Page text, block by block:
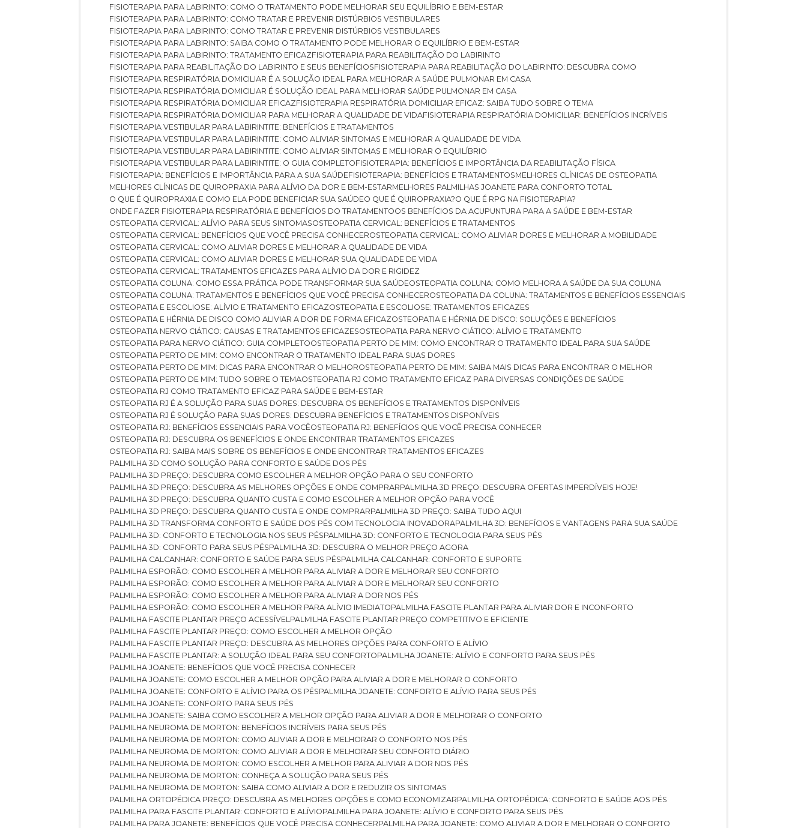
FISIOTERAPIA PARA LABIRINTO: COMO O TRATAMENTO PODE MELHORAR SEU EQUILÍBRIO E BEM-ESTAR
FISIOTERAPIA PARA LABIRINTO: COMO TRATAR E PREVENIR DISTÚRBIOS VESTIBULARES
FISIOTERAPIA PARA LABIRINTO: COMO TRATAR E PREVENIR DISTÚRBIOS VESTIBULARES
FISIOTERAPIA PARA LABIRINTO: SAIBA COMO O TRATAMENTO PODE MELHORAR O EQUILÍBRIO E BEM-ESTAR
FISIOTERAPIA PARA LABIRINTO: TRATAMENTO EFICAZ FISIOTERAPIA PARA REABILITAÇÃO DO LABIRINTO
FISIOTERAPIA PARA REABILITAÇÃO DO LABIRINTO E SEUS BENEFÍCIOS
FISIOTERAPIA PARA REABILITAÇÃO DO LABIRINTO: DESCUBRA COMO
FISIOTERAPIA RESPIRATÓRIA DOMICILIAR É A SOLUÇÃO IDEAL PARA MELHORAR A SAÚDE PULMONAR EM CASA
FISIOTERAPIA RESPIRATÓRIA DOMICILIAR É SOLUÇÃO IDEAL PARA MELHORAR SAÚDE PULMONAR EM CASA
FISIOTERAPIA RESPIRATÓRIA DOMICILIAR EFICAZ FISIOTERAPIA RESPIRATÓRIA DOMICILIAR EFICAZ: SAIBA TUDO SOBRE O TEMA
FISIOTERAPIA RESPIRATÓRIA DOMICILIAR PARA MELHORAR A QUALIDADE DE VIDA FISIOTERAPIA RESPIRATÓRIA DOMICILIAR: BENEFÍCIOS INCRÍVEIS
FISIOTERAPIA VESTIBULAR PARA LABIRINTITE: BENEFÍCIOS E TRATAMENTOS
FISIOTERAPIA VESTIBULAR PARA LABIRINTITE: COMO ALIVIAR SINTOMAS E MELHORAR A QUALIDADE DE VIDA
FISIOTERAPIA VESTIBULAR PARA LABIRINTITE: COMO ALIVIAR SINTOMAS E MELHORAR O EQUILÍBRIO
FISIOTERAPIA VESTIBULAR PARA LABIRINTITE: O GUIA COMPLETO
FISIOTERAPIA: BENEFÍCIOS E IMPORTÂNCIA DA REABILITAÇÃO FÍSICA
FISIOTERAPIA: BENEFÍCIOS E IMPORTÂNCIA PARA A SUA SAÚDE FISIOTERAPIA: BENEFÍCIOS E TRATAMENTOS
MELHORES CLÍNICAS DE OSTEOPATIA
MELHORES CLÍNICAS DE QUIROPRAXIA PARA ALÍVIO DA DOR E BEM-ESTAR
MELHORES PALMILHAS JOANETE PARA CONFORTO TOTAL
O QUE É QUIROPRAXIA E COMO ELA PODE BENEFICIAR SUA SAÚDE
O QUE É QUIROPRAXIA?
O QUE É RPG NA FISIOTERAPIA?
ONDE FAZER FISIOTERAPIA RESPIRATÓRIA E BENEFÍCIOS DO TRATAMENTO
OS BENEFÍCIOS DA ACUPUNTURA PARA A SAÚDE E BEM-ESTAR
OSTEOPATIA CERVICAL: ALÍVIO PARA SEUS SINTOMAS
OSTEOPATIA CERVICAL: BENEFÍCIOS E TRATAMENTOS
OSTEOPATIA CERVICAL: BENEFÍCIOS QUE VOCÊ PRECISA CONHECER
OSTEOPATIA CERVICAL: COMO ALIVIAR DORES E MELHORAR A MOBILIDADE
OSTEOPATIA CERVICAL: COMO ALIVIAR DORES E MELHORAR A QUALIDADE DE VIDA
OSTEOPATIA CERVICAL: COMO ALIVIAR DORES E MELHORAR SUA QUALIDADE DE VIDA
OSTEOPATIA CERVICAL: TRATAMENTOS EFICAZES PARA ALÍVIO DA DOR E RIGIDEZ
OSTEOPATIA COLUNA: COMO ESSA PRÁTICA PODE TRANSFORMAR SUA SAÚDE
OSTEOPATIA COLUNA: COMO MELHORA A SAÚDE DA SUA COLUNA
OSTEOPATIA COLUNA: TRATAMENTOS E BENEFÍCIOS QUE VOCÊ PRECISA CONHECER
OSTEOPATIA DA COLUNA: TRATAMENTOS E BENEFÍCIOS ESSENCIAIS
OSTEOPATIA E ESCOLIOSE: ALÍVIO E TRATAMENTO EFICAZ
OSTEOPATIA E ESCOLIOSE: TRATAMENTOS EFICAZES
OSTEOPATIA E HÉRNIA DE DISCO COMO ALIVIAR A DOR DE FORMA EFICAZ
OSTEOPATIA E HÉRNIA DE DISCO: SOLUÇÕES E BENEFÍCIOS
OSTEOPATIA NERVO CIÁTICO: CAUSAS E TRATAMENTOS EFICAZES
OSTEOPATIA PARA NERVO CIÁTICO: ALÍVIO E TRATAMENTO
OSTEOPATIA PARA NERVO CIÁTICO: GUIA COMPLETO
OSTEOPATIA PERTO DE MIM: COMO ENCONTRAR O TRATAMENTO IDEAL PARA SUA SAÚDE
OSTEOPATIA PERTO DE MIM: COMO ENCONTRAR O TRATAMENTO IDEAL PARA SUAS DORES
OSTEOPATIA PERTO DE MIM: DICAS PARA ENCONTRAR O MELHOR
OSTEOPATIA PERTO DE MIM: SAIBA MAIS DICAS PARA ENCONTRAR O MELHOR
OSTEOPATIA PERTO DE MIM: TUDO SOBRE O TEMA
OSTEOPATIA RJ COMO TRATAMENTO EFICAZ PARA DIVERSAS CONDIÇÕES DE SAÚDE
OSTEOPATIA RJ COMO TRATAMENTO EFICAZ PARA SAÚDE E BEM-ESTAR
OSTEOPATIA RJ É A SOLUÇÃO PARA SUAS DORES: DESCUBRA OS BENEFÍCIOS E TRATAMENTOS DISPONÍVEIS
OSTEOPATIA RJ É SOLUÇÃO PARA SUAS DORES: DESCUBRA BENEFÍCIOS E TRATAMENTOS DISPONÍVEIS
OSTEOPATIA RJ: BENEFÍCIOS ESSENCIAIS PARA VOCÊ
OSTEOPATIA RJ: BENEFÍCIOS QUE VOCÊ PRECISA CONHECER
OSTEOPATIA RJ: DESCUBRA OS BENEFÍCIOS E ONDE ENCONTRAR TRATAMENTOS EFICAZES
OSTEOPATIA RJ: SAIBA MAIS SOBRE OS BENEFÍCIOS E ONDE ENCONTRAR TRATAMENTOS EFICAZES
PALMILHA 3D COMO SOLUÇÃO PARA CONFORTO E SAÚDE DOS PÉS
PALMILHA 3D PREÇO: DESCUBRA COMO ESCOLHER A MELHOR OPÇÃO PARA O SEU CONFORTO
PALMILHA 3D PREÇO: DESCUBRA AS MELHORES OPÇÕES E ONDE COMPRAR
PALMILHA 3D PREÇO: DESCUBRA OFERTAS IMPERDÍVEIS HOJE!
PALMILHA 3D PREÇO: DESCUBRA QUANTO CUSTA E COMO ESCOLHER A MELHOR OPÇÃO PARA VOCÊ
PALMILHA 3D PREÇO: DESCUBRA QUANTO CUSTA E ONDE COMPRAR
PALMILHA 3D PREÇO: SAIBA TUDO AQUI
PALMILHA 3D TRANSFORMA CONFORTO E SAÚDE DOS PÉS COM TECNOLOGIA INOVADORA PALMILHA 3D: BENEFÍCIOS E VANTAGENS PARA SUA SAÚDE
PALMILHA 3D: CONFORTO E TECNOLOGIA NOS SEUS PÉS
PALMILHA 3D: CONFORTO E TECNOLOGIA PARA SEUS PÉS
PALMILHA 3D: CONFORTO PARA SEUS PÉS
PALMILHA 3D: DESCUBRA O MELHOR PREÇO AGORA
PALMILHA CALCANHAR: CONFORTO E SAÚDE PARA SEUS PÉS
PALMILHA CALCANHAR: CONFORTO E SUPORTE
PALMILHA ESPORÃO: COMO ESCOLHER A MELHOR PARA ALIVIAR A DOR E MELHORAR SEU CONFORTO
PALMILHA ESPORÃO: COMO ESCOLHER A MELHOR PARA ALIVIAR A DOR E MELHORAR SEU CONFORTO
PALMILHA ESPORÃO: COMO ESCOLHER A MELHOR PARA ALIVIAR A DOR NOS PÉS
PALMILHA ESPORÃO: COMO ESCOLHER A MELHOR PARA ALÍVIO IMEDIATO
PALMILHA FASCITE PLANTAR PARA ALIVIAR DOR E INCONFORTO
PALMILHA FASCITE PLANTAR PREÇO ACESSÍVEL PALMILHA FASCITE PLANTAR PREÇO COMPETITIVO E EFICIENTE
PALMILHA FASCITE PLANTAR PREÇO: COMO ESCOLHER A MELHOR OPÇÃO
PALMILHA FASCITE PLANTAR PREÇO: DESCUBRA AS MELHORES OPÇÕES PARA CONFORTO E ALÍVIO
PALMILHA FASCITE PLANTAR: A SOLUÇÃO IDEAL PARA SEU CONFORTO
PALMILHA JOANETE: ALÍVIO E CONFORTO PARA SEUS PÉS
PALMILHA JOANETE: BENEFÍCIOS QUE VOCÊ PRECISA CONHECER
PALMILHA JOANETE: COMO ESCOLHER A MELHOR OPÇÃO PARA ALIVIAR A DOR E MELHORAR O CONFORTO
PALMILHA JOANETE: CONFORTO E ALÍVIO PARA OS PÉS
PALMILHA JOANETE: CONFORTO E ALÍVIO PARA SEUS PÉS
PALMILHA JOANETE: CONFORTO PARA SEUS PÉS
PALMILHA JOANETE: SAIBA COMO ESCOLHER A MELHOR OPÇÃO PARA ALIVIAR A DOR E MELHORAR O CONFORTO
PALMILHA NEUROMA DE MORTON: BENEFÍCIOS INCRÍVEIS PARA SEUS PÉS
PALMILHA NEUROMA DE MORTON: COMO ALIVIAR A DOR E MELHORAR O CONFORTO NOS PÉS
PALMILHA NEUROMA DE MORTON: COMO ALIVIAR A DOR E MELHORAR SEU CONFORTO DIÁRIO
PALMILHA NEUROMA DE MORTON: COMO ESCOLHER A MELHOR PARA ALIVIAR A DOR NOS PÉS
PALMILHA NEUROMA DE MORTON: CONHEÇA A SOLUÇÃO PARA SEUS PÉS
PALMILHA NEUROMA DE MORTON: SAIBA COMO ALIVIAR A DOR E REDUZIR OS SINTOMAS
PALMILHA ORTOPÉDICA PREÇO: DESCUBRA AS MELHORES OPÇÕES E COMO ECONOMIZAR
PALMILHA ORTOPÉDICA: CONFORTO E SAÚDE AOS PÉS
PALMILHA PARA FASCITE PLANTAR: CONFORTO E ALÍVIO
PALMILHA PARA JOANETE: ALÍVIO E CONFORTO PARA SEUS PÉS
PALMILHA PARA JOANETE: BENEFÍCIOS QUE VOCÊ PRECISA CONHECER
PALMILHA PARA JOANETE: COMO ALIVIAR A DOR E MELHORAR O CONFORTO